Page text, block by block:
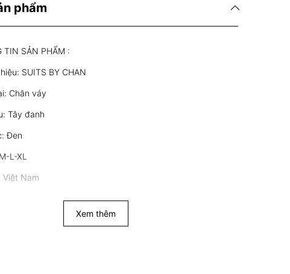
phẩm
TIN SẢN PHẨM :
SUITS BY CHAN
Chân váy
Tây đanh
Đen
L-XL
Việt Nam
Xem thêm